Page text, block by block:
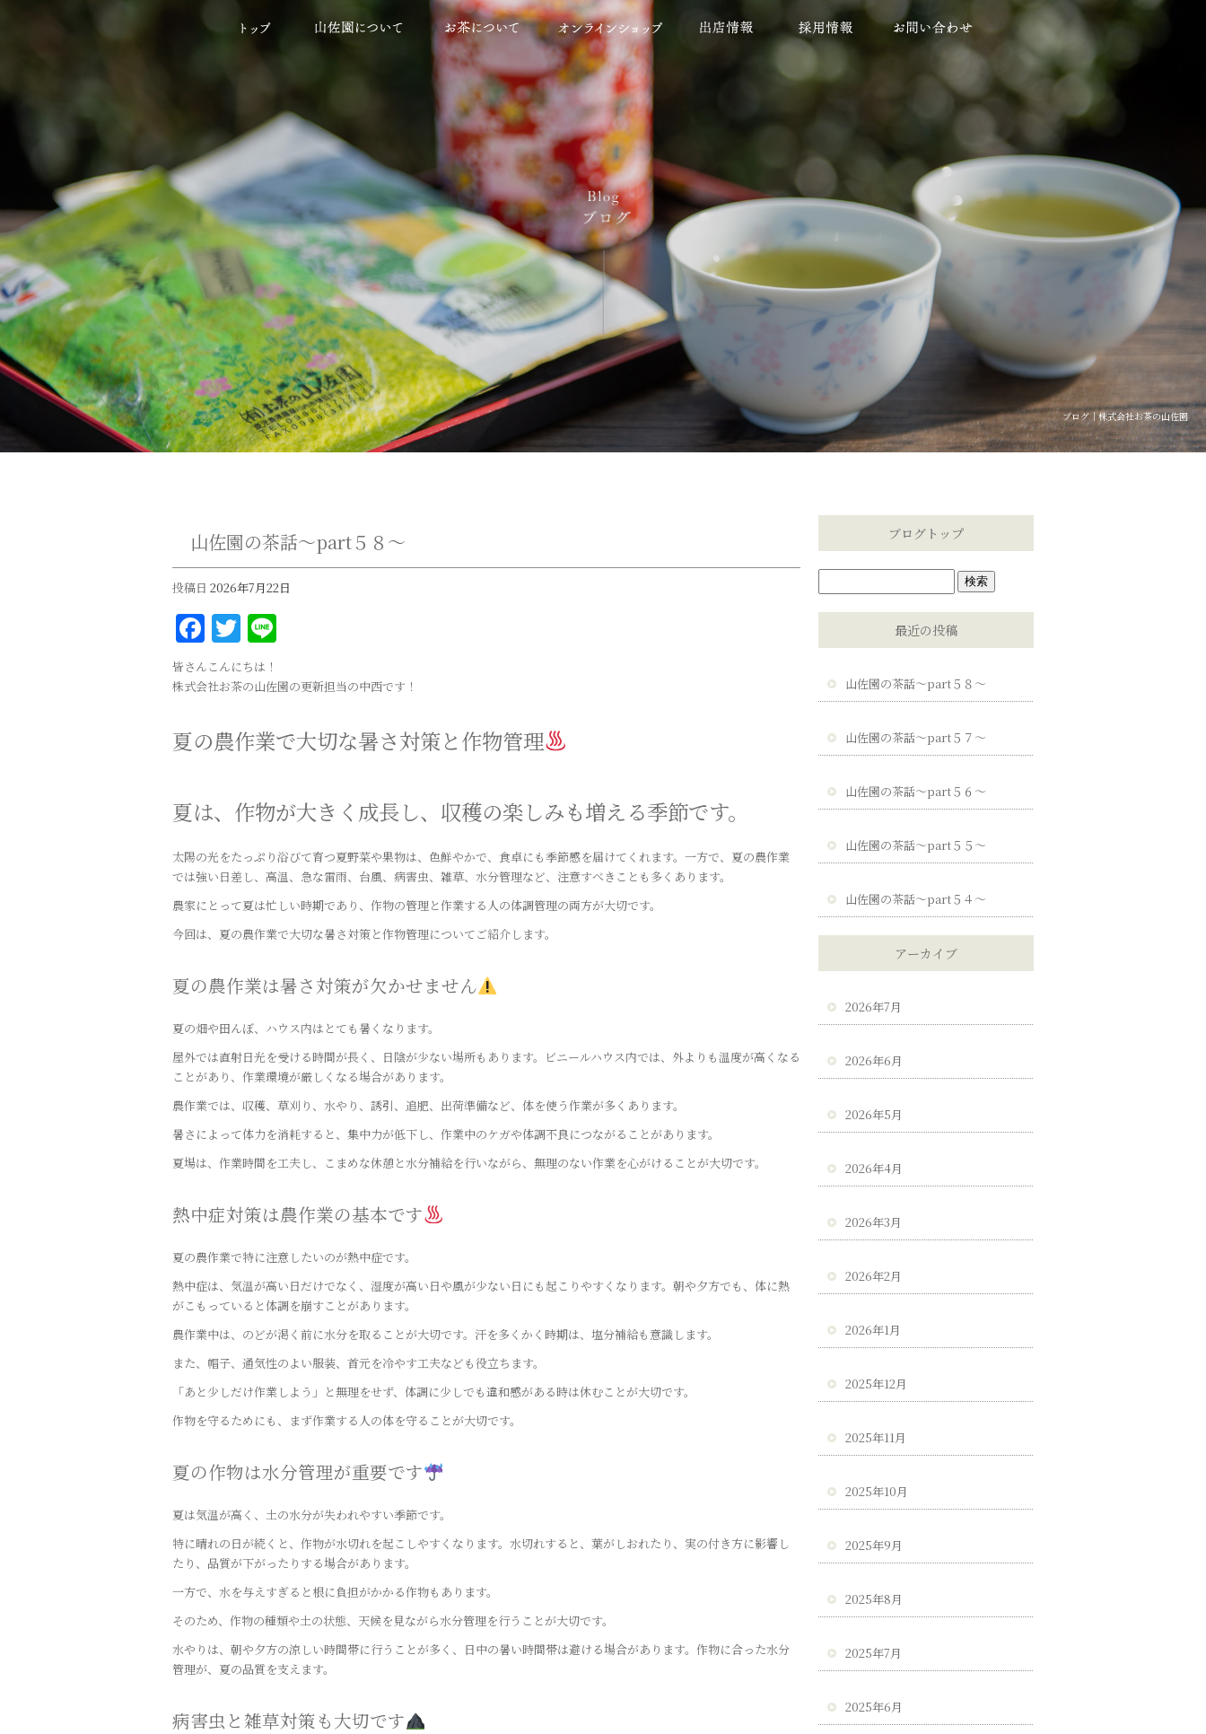
ブログ｜株式会社お茶の山佐園
山佐園の茶話～part５８～
投稿日 2026年7月22日
Facebook
Twitter
皆さんこんにちは！
株式会社お茶の山佐園の更新担当の中西です！
夏の農作業で大切な暑さ対策と作物管理
夏は、作物が大きく成長し、収穫の楽しみも増える季節です。
太陽の光をたっぷり浴びて育つ夏野菜や果物は、色鮮やかで、食卓にも季節感を届けてくれます。一方で、夏の農作業
では強い日差し、高温、急な雷雨、台風、病害虫、雑草、水分管理など、注意すべきことも多くあります。
農家にとって夏は忙しい時期であり、作物の管理と作業する人の体調管理の両方が大切です。
今回は、夏の農作業で大切な暑さ対策と作物管理についてご紹介します。
夏の農作業は暑さ対策が欠かせません
夏の畑や田んぼ、ハウス内はとても暑くなります。
屋外では直射日光を受ける時間が長く、日陰が少ない場所もあります。ビニールハウス内では、外よりも温度が高くなる
ことがあり、作業環境が厳しくなる場合があります。
農作業では、収穫、草刈り、水やり、誘引、追肥、出荷準備など、体を使う作業が多くあります。
暑さによって体力を消耗すると、集中力が低下し、作業中のケガや体調不良につながることがあります。
夏場は、作業時間を工夫し、こまめな休憩と水分補給を行いながら、無理のない作業を心がけることが大切です。
熱中症対策は農作業の基本です
夏の農作業で特に注意したいのが熱中症です。
熱中症は、気温が高い日だけでなく、湿度が高い日や風が少ない日にも起こりやすくなります。朝や夕方でも、体に熱
がこもっていると体調を崩すことがあります。
農作業中は、のどが渇く前に水分を取ることが大切です。汗を多くかく時期は、塩分補給も意識します。
また、帽子、通気性のよい服装、首元を冷やす工夫なども役立ちます。
「あと少しだけ作業しよう」と無理をせず、体調に少しでも違和感がある時は休むことが大切です。
作物を守るためにも、まず作業する人の体を守ることが大切です。
夏の作物は水分管理が重要です
夏は気温が高く、土の水分が失われやすい季節です。
特に晴れの日が続くと、作物が水切れを起こしやすくなります。水切れすると、葉がしおれたり、実の付き方に影響し
たり、品質が下がったりする場合があります。
一方で、水を与えすぎると根に負担がかかる作物もあります。
そのため、作物の種類や土の状態、天候を見ながら水分管理を行うことが大切です。
水やりは、朝や夕方の涼しい時間帯に行うことが多く、日中の暑い時間帯は避ける場合があります。作物に合った水分
管理が、夏の品質を支えます。
病害虫と雑草対策も大切です
ブログトップ
最近の投稿
山佐園の茶話～part５８～
山佐園の茶話～part５７～
山佐園の茶話～part５６～
山佐園の茶話～part５５～
山佐園の茶話～part５４～
アーカイブ
2026年7月
2026年6月
2026年5月
2026年4月
2026年3月
2026年2月
2026年1月
2025年12月
2025年11月
2025年10月
2025年9月
2025年8月
2025年7月
2025年6月